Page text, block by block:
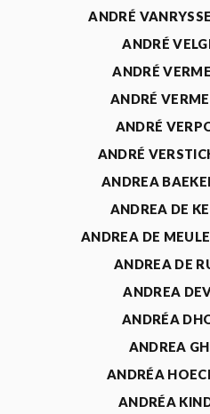
ANDRÉ
ANDRÉ
ANDRÉ
ANDRÉ
ANDRÉ
ANDRÉ
ANDREA
ANDREA DE
ANDREA DE
ANDREA DE
ANDREA
ANDRÉA
ANDREA
ANDRÉA
ANDRÉA